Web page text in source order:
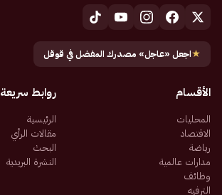
★اجعل «عاجل» مصدرك المفضل في قوقل
الأقسام
المحليات
الاقتصاد
رياضة
مدارات عالمية
وظائف
الترفيه
روابط سريعة
الرئيسية
مقالات الرأي
البحث
النشرة البريدية